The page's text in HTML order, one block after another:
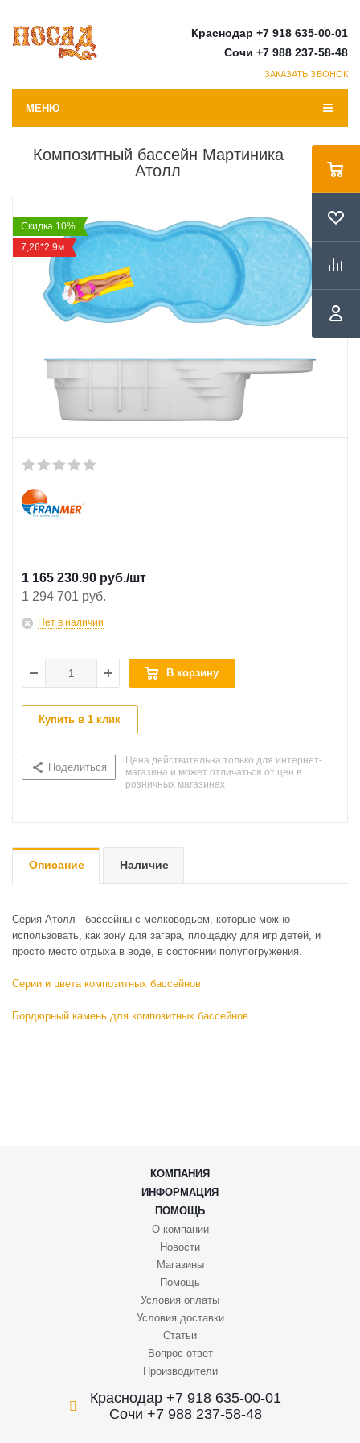
Краснодар +7 918 635-00-01
Сочи +7 988 237-58-48
ЗАКАЗАТЬ ЗВОНОК
МЕНЮ
Композитный бассейн Мартиника
Атолл
Скидка 10%
7,26*2,9м
1 165 230.90 руб./шт
1 294 701 руб.
Нет в наличии
В корзину
Купить в 1 клик
Поделиться
Цена действительна только для интернет-
магазина и может отличаться от цен в
розничных магазинах
Описание Наличие
Серия Атолл - бассейны с мелководьем, которые можно
использовать, как зону для загара, площадку для игр детей, и
просто место отдыха в воде, в состоянии полупогружения.
Серии и цвета композитных бассейнов
Бордюрный камень для композитных бассейнов
КОМПАНИЯ
ИНФОРМАЦИЯ
ПОМОЩЬ
О компании
Новости
Магазины
Помощь
Условия оплаты
Условия доставки
Статьи
Вопрос-ответ
Производители
Краснодар +7 918 635-00-01
Сочи +7 988 237-58-48